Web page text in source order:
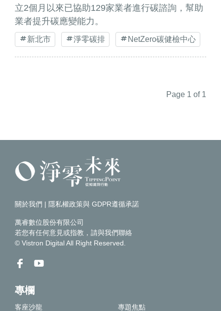
立2個月以來已協助129家業者進行碳諮詢，幫助
業者提升碳應變能力。
新北市 淨零碳排 NetZero碳健檢中心
Page 1 of 1
關於我們 | 隱私權政策與 GDPR遵循承諾
萬睿數位股份有限公司
若您有任何意見或指教，請與我們聯絡
© Vistron Digital All Right Reserved.
專欄
客座沙龍 專題焦點